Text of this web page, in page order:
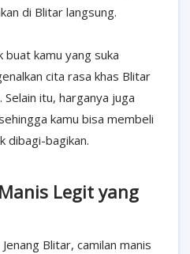
di Blitar langsung.
buat kamu yang suka
cita rasa khas Blitar
itu, harganya juga
kamu bisa membeli
dibagi-bagikan.
Legit yang
Blitar, camilan manis